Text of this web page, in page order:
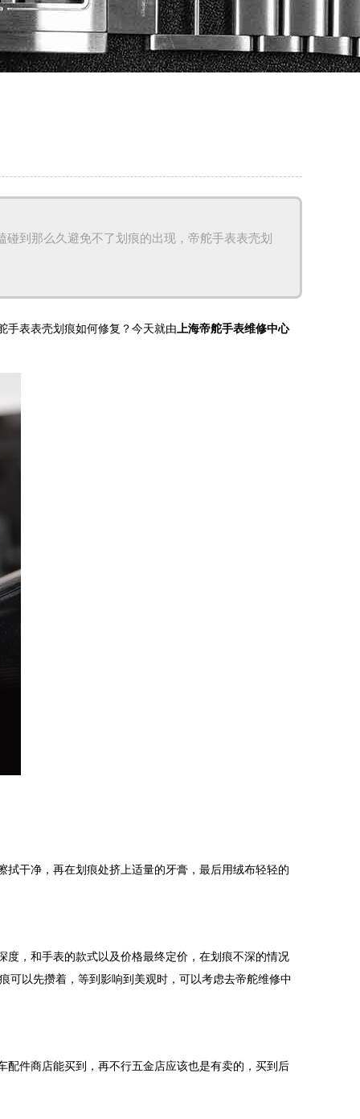
到那么久避免不了划痕的出现，帝舵手表表壳划
表表壳划痕如何修复？今天就由上海帝舵手表维修中心
干净，再在划痕处挤上适量的牙膏，最后用绒布轻轻的
，和手表的款式以及价格最终定价，在划痕不深的情况
可以先攒着，等到影响到美观时，可以考虑去帝舵维修中
件商店能买到，再不行五金店应该也是有卖的，买到后